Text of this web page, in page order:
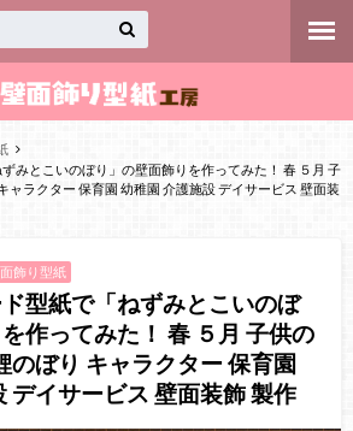
みとこいのぼり」の壁面飾りを作ってみた！ 春 ５月 子
ャラクター 保育園 幼稚園 介護施設 デイサービス 壁面装
飾り型紙
型紙で「ねずみとこいのぼ
作ってみた！ 春 ５月 子供の
のぼり キャラクター 保育園
デイサービス 壁面装飾 製作